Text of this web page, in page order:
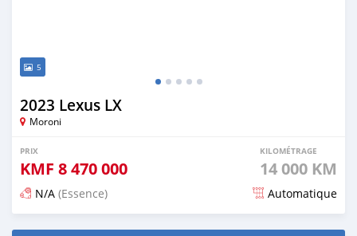
5
2023 Lexus LX
Moroni
PRIX
KMF 8 470 000
KILOMÉTRAGE
14 000 KM
N/A (Essence) Automatique
Publié il y a 5 mois